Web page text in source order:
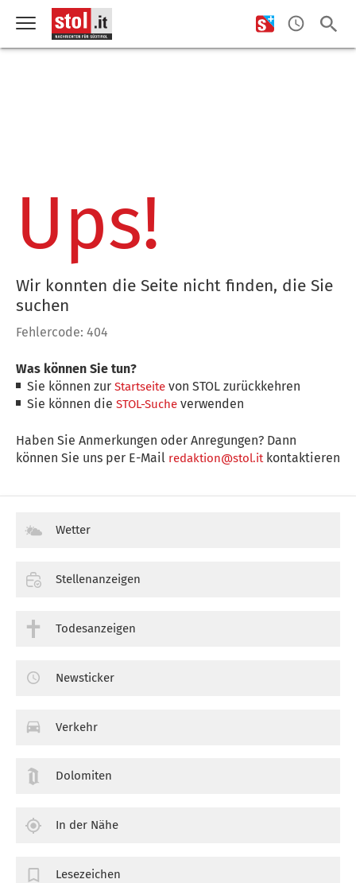
Ups!
Wir konnten die Seite nicht finden, die Sie
suchen
Fehlercode: 404
Was können Sie tun?
Sie können zurStartseite von STOL zurückkehren
Sie können dieSTOL-Suche verwenden
Haben Sie Anmerkungen oder Anregungen? Dann
können Sie uns per E-Mail redaktion@stol.itkontaktieren
Wetter
Stellenanzeigen
Todesanzeigen
Newsticker
Verkehr
Dolomiten
In der Nähe
Lesezeichen